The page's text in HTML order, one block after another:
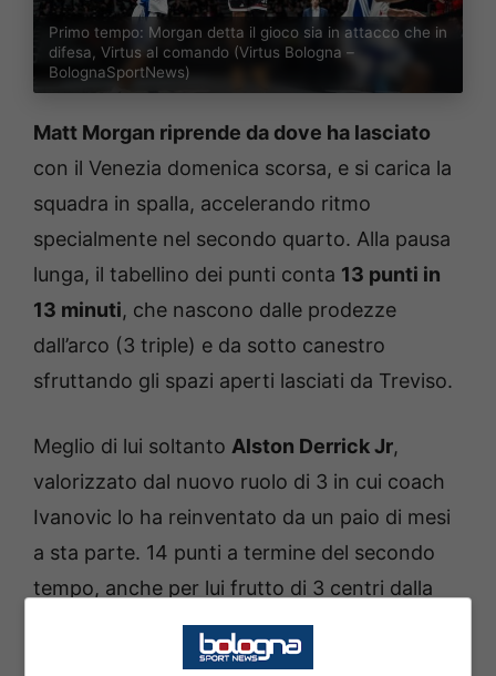
Primo tempo: Morgan detta il gioco sia in attacco che in
difesa, Virtus al comando (Virtus Bologna –
BolognaSportNews)
Matt Morgan riprende da dove ha lasciato
con il Venezia domenica scorsa, e si carica la
squadra in spalla, accelerando ritmo
specialmente nel secondo quarto. Alla pausa
lunga, il tabellino dei punti conta 13 punti in
13 minuti, che nascono dalle prodezze
dall’arco (3 triple) e da sotto canestro
sfruttando gli spazi aperti lasciati da Treviso.
Meglio di lui soltanto Alston Derrick Jr,
valorizzato dal nuovo ruolo di 3 in cui coach
Ivanovic lo ha reinventato da un paio di mesi
a sta parte. 14 punti a termine del secondo
tempo, anche per lui frutto di 3 centri dalla
distanza. Lo statunitense a colloquio in più
occasioni con il tecnico montenegrino, si